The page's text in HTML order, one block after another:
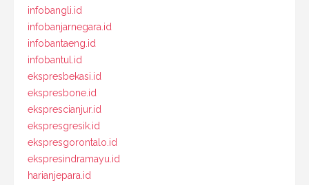
infobangli.id
infobanjarnegara.id
infobantaeng.id
infobantul.id
ekspresbekasi.id
ekspresbone.id
eksprescianjur.id
ekspresgresik.id
ekspresgorontalo.id
ekspresindramayu.id
harianjepara.id